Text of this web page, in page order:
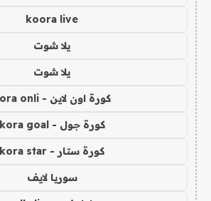
koora live
يلا شوت
يلا شوت
كورة اون لاين - kora onli
كورة جول - kora goal
كورة ستار - kora star
سوريا لايف